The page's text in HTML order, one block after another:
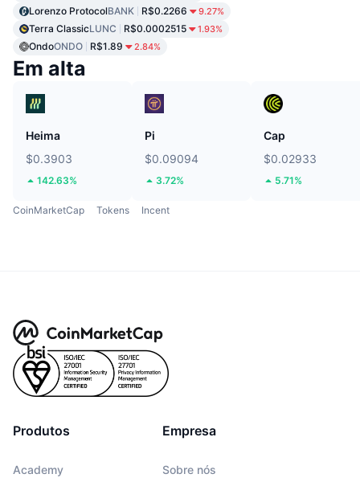
Lorenzo ProtocolBANK R$0.2266 9.27%
Terra ClassicLUNC R$0.0002515 1.93%
OndoONDO R$1.89 2.84%
Em alta
Heima
$0.3903
142.63%
Pi
$0.09094
3.72%
Cap
$0.02933
5.71%
CoinMarketCap Tokens Incent
Produtos
Academy
Empresa
Sobre nós